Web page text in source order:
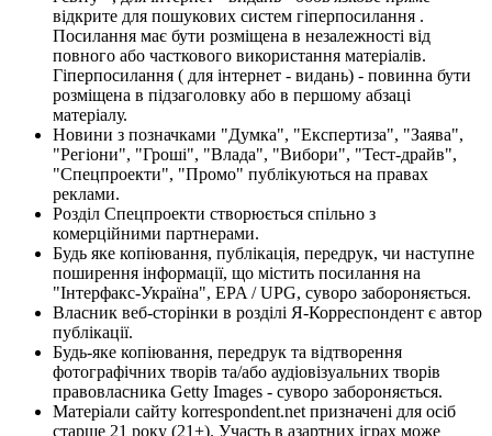
відкрите для пошукових систем гіперпосилання .
Посилання має бути розміщена в незалежності від
повного або часткового використання матеріалів.
Гіперпосилання ( для інтернет - видань) - повинна бути
розміщена в підзаголовку або в першому абзаці
матеріалу.
Новини з позначками "Думка", "Експертиза", "Заява",
"Регіони", "Гроші", "Влада", "Вибори", "Тест-драйв",
"Спецпроекти", "Промо" публікуються на правах
реклами.
Розділ Спецпроекти створюється спільно з
комерційними партнерами.
Будь яке копіювання, публікація, передрук, чи наступне
поширення інформації, що містить посилання на
"Інтерфакс-Україна", EPA / UPG, суворо забороняється.
Власник веб-сторінки в розділі Я-Корреспондент є автор
публікації.
Будь-яке копіювання, передрук та відтворення
фотографічних творів та/або аудіовізуальних творів
правовласника Getty Images - суворо забороняється.
Матеріали сайту korrespondent.net призначені для осіб
старше 21 року (21+). Участь в азартних іграх може